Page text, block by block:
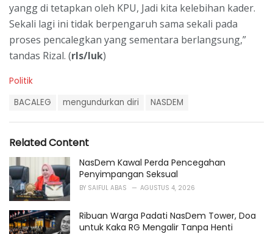
yangg di tetapkan oleh KPU, Jadi kita kelebihan kader.
Sekali lagi ini tidak berpengaruh sama sekali pada
proses pencalegkan yang sementara berlangsung,”
tandas Rizal. (rls/luk)
C
r
i
e
s
:
Politik
:
BACALEG mengundurkan diri NASDEM
Related Content
NasDem Kawal Perda Pencegahan
Penyimpangan Seksual
BY SAIFUL ABAS AGUSTUS 4, 2026
Ribuan Warga Padati NasDem Tower, Doa
untuk Kaka RG Mengalir Tanpa Henti